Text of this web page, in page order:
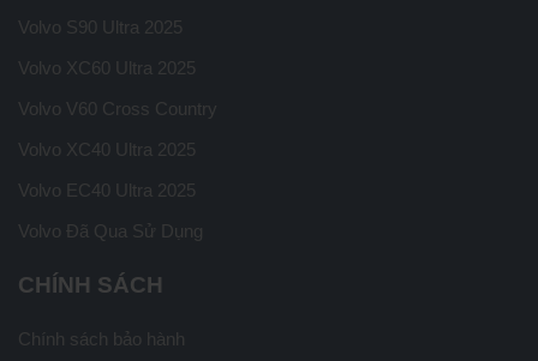
Volvo S90 Ultra 2025
Volvo XC60 Ultra 2025
Volvo V60 Cross Country
Volvo XC40 Ultra 2025
Volvo EC40 Ultra 2025
Volvo Đã Qua Sử Dụng
CHÍNH SÁCH
Chính sách bảo hành